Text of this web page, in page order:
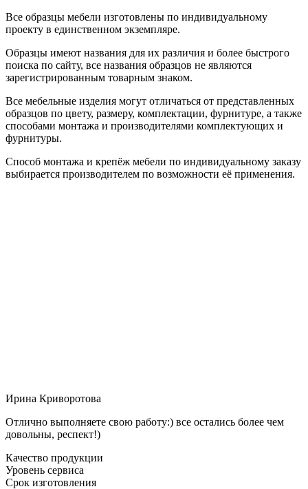
Все образцы мебели изготовлены по индивидуальному
проекту в единственном экземпляре.
Образцы имеют названия для их различия и более быстрого
поиска по сайту, все названия образцов не являются
зарегистрированным товарным знаком.
Все мебельные изделия могут отличаться от представленных
образцов по цвету, размеру, комплектации, фурнитуре, а также
способами монтажа и производителями комплектующих и
фурнитуры.
Способ монтажа и крепёж мебели по индивидуальному заказу
выбирается производителем по возможности её применения.
Ирина Криворотова
Отлично выполняете свою работу:) все остались более чем
довольны, респект!)
Качество продукции
Уровень сервиса
Срок изготовления